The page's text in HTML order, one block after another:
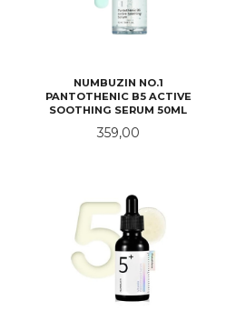
NUMBUZIN NO.1
PANTOTHENIC B5 ACTIVE
SOOTHING SERUM 50ML
Pris
359,00